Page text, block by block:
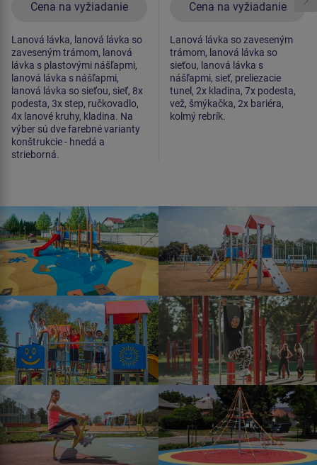
Cena na vyžiadanie
Lanová lávka, lanová lávka so
zaveseným trámom, lanová
lávka s plastovými nášľapmi,
lanová lávka s nášľapmi,
lanová lávka so sieťou, sieť, 8x
podesta, 3x step, ručkovadlo,
4x lanové kruhy, kladina. Na
výber sú dve farebné varianty
konštrukcie - hnedá a
strieborná.
Cena na vyžiadanie
Lanová lávka so zaveseným
trámom, lanová lávka so
sieťou, lanová lávka s
nášľapmi, sieť, preliezacie
tunel, 2x kladina, 7x podesta,
vež, šmýkačka, 2x bariéra,
kolmý rebrík.